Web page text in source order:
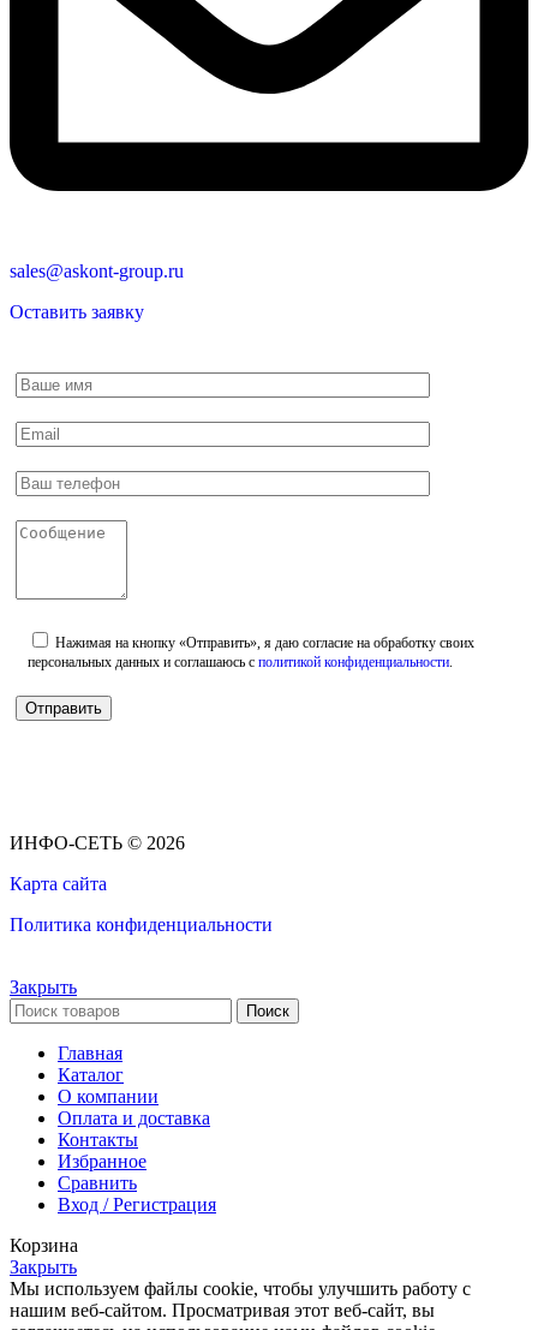
sales@askont-group.ru
Оставить заявку
Нажимая на кнопку «Отправить», я даю согласие на обработку своих
персональных данных и соглашаюсь с политикой конфиденциальности
ИНФО-СЕТЬ © 2026
Карта сайта
Политика конфиденциальности
Закрыть
Поиск
Главная
Каталог
О компании
Оплата и доставка
Контакты
Избранное
Сравнить
Вход / Регистрация
Корзина
Закрыть
Мы используем файлы cookie, чтобы улучшить работу с
нашим веб-сайтом. Просматривая этот веб-сайт, вы